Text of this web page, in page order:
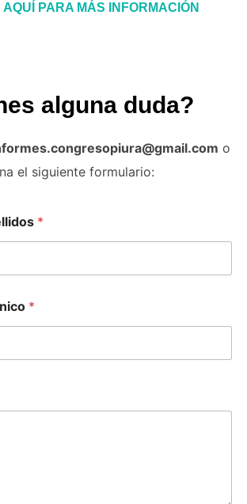
AQUÍ PARA MÁS INFORMACIÓN
alguna duda?
o
el siguiente formulario:
*
*